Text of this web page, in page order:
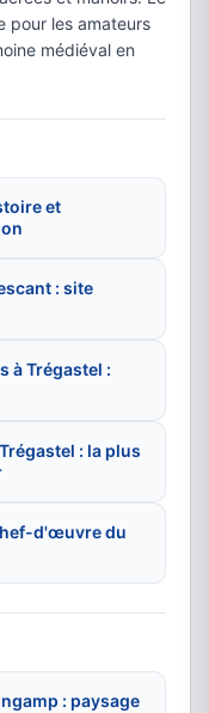
pour les amateurs
médiéval en
et
: site
à Trégastel :
: la plus
d'œuvre du
: paysage